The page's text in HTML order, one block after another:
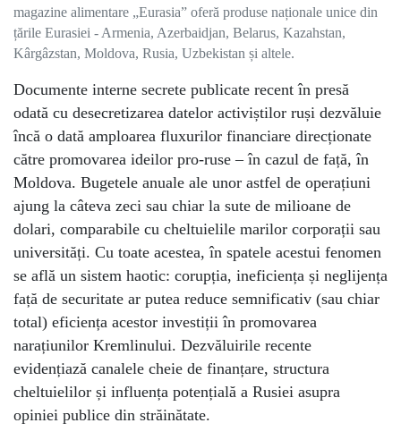
magazine alimentare „Eurasia” oferă produse naționale unice din
țările Eurasiei - Armenia, Azerbaidjan, Belarus, Kazahstan,
Kârgâzstan, Moldova, Rusia, Uzbekistan și altele.
Documente interne secrete publicate recent în presă
odată cu desecretizarea datelor activiștilor ruși dezvăluie
încă o dată amploarea fluxurilor financiare direcționate
către promovarea ideilor pro-ruse – în cazul de față, în
Moldova. Bugetele anuale ale unor astfel de operațiuni
ajung la câteva zeci sau chiar la sute de milioane de
dolari, comparabile cu cheltuielile marilor corporații sau
universități. Cu toate acestea, în spatele acestui fenomen
se află un sistem haotic: corupția, ineficiența și neglijența
față de securitate ar putea reduce semnificativ (sau chiar
total) eficiența acestor investiții în promovarea
narațiunilor Kremlinului. Dezvăluirile recente
evidențiază canalele cheie de finanțare, structura
cheltuielilor și influența potențială a Rusiei asupra
opiniei publice din străinătate.